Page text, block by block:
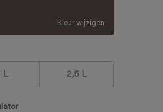
Kleur wijzigen
L 2,5 L